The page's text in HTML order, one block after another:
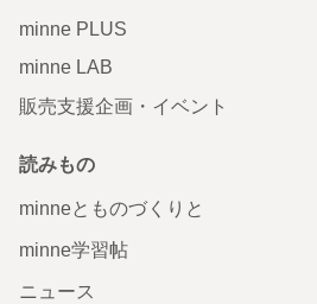
minne PLUS
minne LAB
販売支援企画・イベント
読みもの
minneとものづくりと
minne学習帖
ニュース